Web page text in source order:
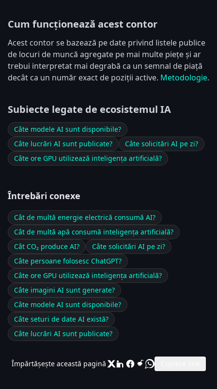
Cum funcționează acest contor
Acest contor se bazează pe date privind listele publice
de locuri de muncă agregate pe mai multe piețe și ar
trebui interpretat mai degrabă ca un semnal de piață
decât ca un număr exact de poziții active. Metodologie.
Subiecte legate de ecosistemul IA
Câte modele AI sunt disponibile?
Câte lucrări AI sunt publicate?
Câte solicitări AI pe zi?
Câte ore GPU utilizează inteligența artificială?
Întrebări conexe
Cât de multă energie electrică consumă AI?
Cât de multă apă consumă inteligența artificială?
Cât CO₂ produce AI?
Câte solicitări AI pe zi?
Câte persoane folosesc ChatGPT?
Câte ore GPU utilizează inteligența artificială?
Câte imagini AI sunt generate?
Câte modele AI sunt disponibile?
Câte seturi de date AI există?
Câte lucrări AI sunt publicate?
Împărtășește această pagină